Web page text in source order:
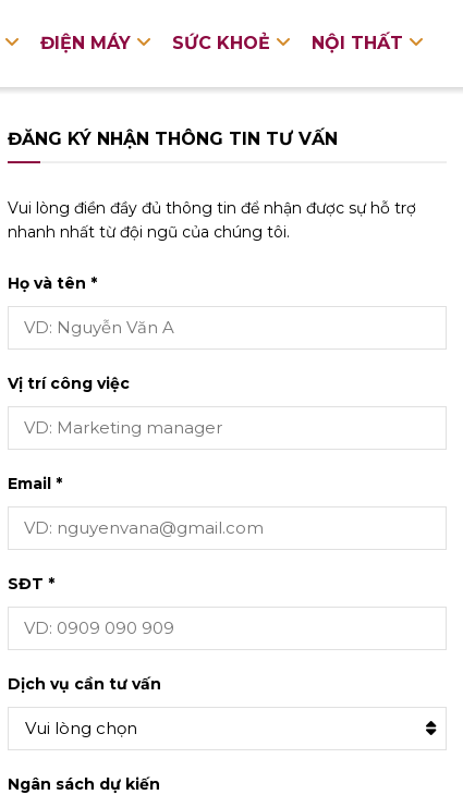
ĐIỆN MÁY SỨC KHOẺ NỘI THẤT
ĐĂNG KÝ NHẬN THÔNG TIN TƯ VẤN
Vui lòng điền đầy đủ thông tin để nhận được sự hỗ trợ
nhanh nhất từ đội ngũ của chúng tôi.
Họ và tên *
Vị trí công việc
Email *
SĐT *
Dịch vụ cần tư vấn
Vui lòng chọn
Ngân sách dự kiến